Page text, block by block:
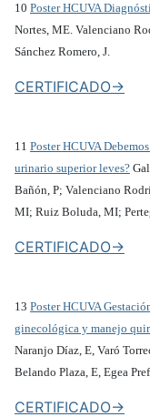
10 Poster HCUVA
Nortes, ME. Valenciano
Sánchez Romero, J.
CERTIFICADO->
11 Poster HCUVA
urinario superior leves?
Bañón, P; Valenciano
MI; Ruiz Boluda, MI;
CERTIFICADO->
13 Poster HCUVA
ginecológica y manejo
Naranjo Díaz, E, Varó
Belando Plaza, E, Egea
CERTIFICADO->